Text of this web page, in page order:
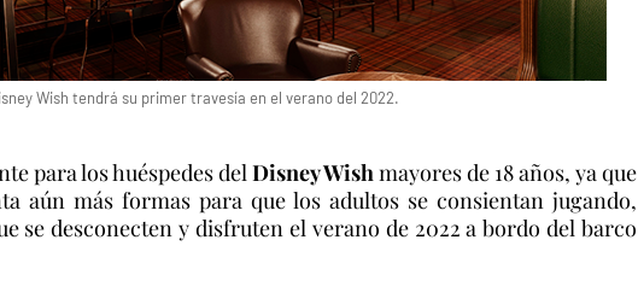
Wish tendrá su primer travesía en el verano del 2022.
para los huéspedes delDisney Wishmayores de 18 años, ya que
aún más formas para que los adultos se consientan jugando,
se desconecten y disfruten el verano de 2022 a bordo del barco